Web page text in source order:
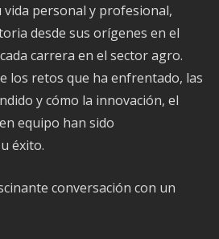
personal y profesional,
desde sus orígenes en el
carrera en el sector agro.
los retos que ha enfrentado, las
y cómo la innovación, el
equipo han sido
éxito.
conversación con un